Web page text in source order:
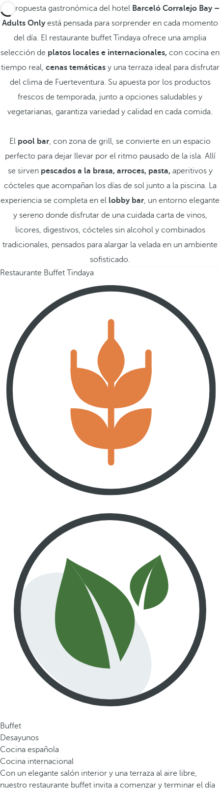
La propuesta gastronómica del hotel Barceló Corralejo Bay –
Adults Onlyestá pensada para sorprender en cada momento
del día. El restaurante buffet Tindaya ofrece una amplia
selección de platos locales e internacionales, con cocina en
tiempo real, cenas temáticasy una terraza ideal para disfrutar
del clima de Fuerteventura. Su apuesta por los productos
frescos de temporada, junto a opciones saludables y
vegetarianas, garantiza variedad y calidad en cada comida.
El pool bar, con zona de grill, se convierte en un espacio
perfecto para dejar llevar por el ritmo pausado de la isla. Allí
se sirven pescados a la brasa, arroces, pasta,aperitivos y
cócteles que acompañan los días de sol junto a la piscina. La
experiencia se completa en el lobby bar, un entorno elegante
y sereno donde disfrutar de una cuidada carta de vinos,
licores, digestivos, cócteles sin alcohol y combinados
tradicionales, pensados para alargar la velada en un ambiente
sofisticado.
Restaurante Buffet Tindaya
Buffet
Desayunos
Cocina española
Cocina internacional
Con un elegante salón interior y una terraza al aire libre,
nuestro restaurante buffet invita a comenzar y terminar el día